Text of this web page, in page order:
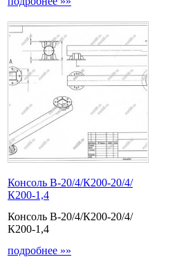
Консоль В-20/4/К200-20/4/
К200-1,4
Консоль В-20/4/К200-20/4/
К200-1,4
подробнее »»